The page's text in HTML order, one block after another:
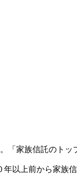
「家族信託のトッ
以上前から家族